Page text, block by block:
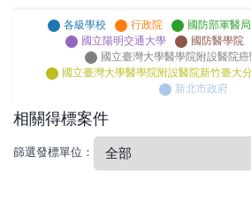
各級學校 行政院 國防部軍醫局
國立陽明交通大學
國防醫學院
國立臺灣大學醫學院附設醫院
國立臺灣大學醫學院附設醫院新竹臺大
新北市政府
相關得標案件
篩選發標單位：